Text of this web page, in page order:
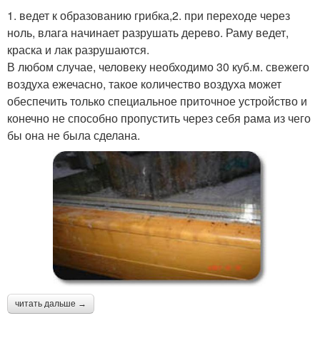
1. ведет к образованию грибка,2. при переходе через
ноль, влага начинает разрушать дерево. Раму ведет,
краска и лак разрушаются.
В любом случае, человеку необходимо 30 куб.м. свежего
воздуха ежечасно, такое количество воздуха может
обеспечить только специальное приточное устройство и
конечно не способно пропустить через себя рама из чего
бы она не была сделана.
читать дальше →